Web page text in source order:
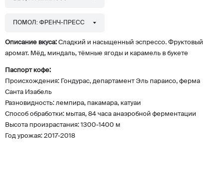
ПОМОЛ: ФРЕНЧ-ПРЕСС
Описание вкуса: Сладкий и насыщенный эспрессо. Фруктовый
аромат. Мёд, миндаль, тёмные ягоды и карамель в букете
Паспорт кофе:
Происхождения: Гондурас, департамент Эль параисо, ферма
Санта Изабель
Разновидность: лемпира, пакамара, катуаи
Способ обработки: мытая, 84 часа анаэробной ферментации
Высота произрастания: 1300-1400 м
Год урожая: 2017-2018